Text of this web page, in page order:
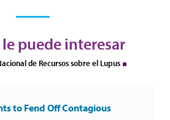
puede interesar
de Recursos sobre el Lupus
to Fend Off Contagious